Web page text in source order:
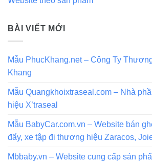
BÀI VIẾT MỚI
Mẫu PhucKhang.net – Công Ty
Khang
Mẫu Quangkhoixtraseal.com – Nhà
hiệu X’traseal
Mẫu BabyCar.com.vn – Website bán
đẩy, xe tập đi thương hiệu Zaracos,
Mbbaby.vn – Website cung cấp sản